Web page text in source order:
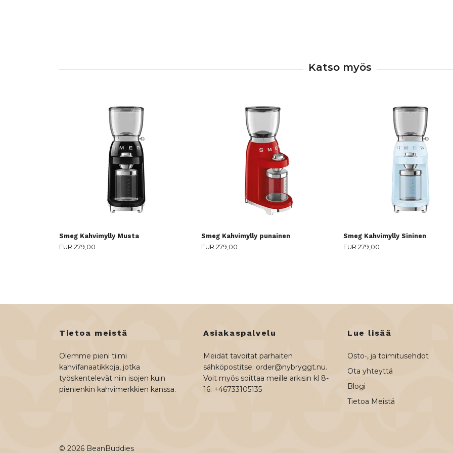
Smeg Kahvimylly Musta
EUR 279,00
Smeg Kahvimylly punainen
EUR 279,00
Smeg Kahvimylly Sininen
EUR 279,00
Tietoa meistä
Olemme pieni tiimi
kahvifanaatikkoja, jotka
työskentelevät niin isojen kuin
pienienkin kahvimerkkien kanssa.
Asiakaspalvelu
Meidät tavoitat parhaiten
sähköpostitse: order@nybryggt.nu.
Voit myös soittaa meille arkisin kl 8-
16: +46733105135
Lue lisää
Osto-, ja toimitusehdot
Ota yhteyttä
Blogi
Tietoa Meistä
© 2026 BeanBuddies